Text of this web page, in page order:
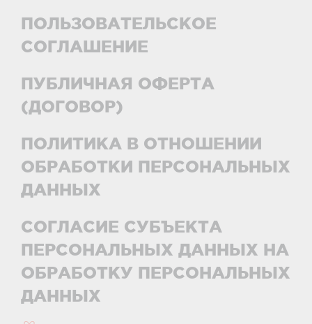
ПОЛЬЗОВАТЕЛЬСКОЕ
СОГЛАШЕНИЕ
ПУБЛИЧНАЯ ОФЕРТА
(ДОГОВОР)
ПОЛИТИКА В ОТНОШЕНИИ
ОБРАБОТКИ ПЕРСОНАЛЬНЫХ
ДАННЫХ
СОГЛАСИЕ СУБЪЕКТА
ПЕРСОНАЛЬНЫХ ДАННЫХ НА
ОБРАБОТКУ ПЕРСОНАЛЬНЫХ
ДАННЫХ